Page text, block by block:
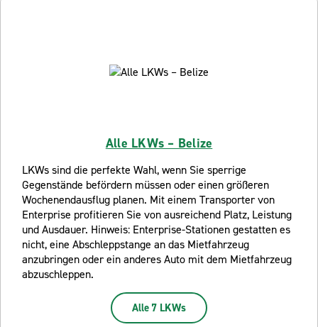
Alle LKWs – Belize
LKWs sind die perfekte Wahl, wenn Sie sperrige
Gegenstände befördern müssen oder einen größeren
Wochenendausflug planen. Mit einem Transporter von
Enterprise profitieren Sie von ausreichend Platz, Leistung
und Ausdauer. Hinweis: Enterprise-Stationen gestatten es
nicht, eine Abschleppstange an das Mietfahrzeug
anzubringen oder ein anderes Auto mit dem Mietfahrzeug
abzuschleppen.
Alle 7 LKWs